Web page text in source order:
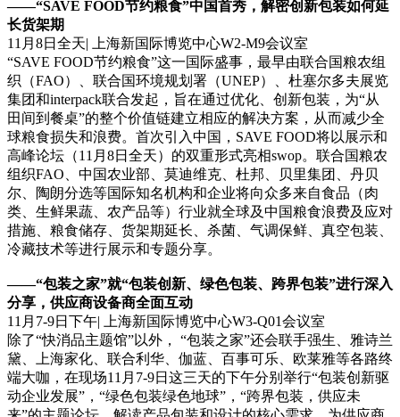
——“SAVE FOOD节约粮食”中国首秀，解密创新包装如何延
长货架期
11月8日全天| 上海新国际博览中心W2-M9会议室
“SAVE FOOD节约粮食”这一国际盛事，最早由联合国粮农组
织（FAO）、联合国环境规划署（UNEP）、杜塞尔多夫展览
集团和interpack联合发起，旨在通过优化、创新包装，为“从
田间到餐桌”的整个价值链建立相应的解决方案，从而减少全
球粮食损失和浪费。首次引入中国，SAVE FOOD将以展示和
高峰论坛（11月8日全天）的双重形式亮相swop。联合国粮农
组织FAO、中国农业部、莫迪维克、杜邦、贝里集团、丹贝
尔、陶朗分选等国际知名机构和企业将向众多来自食品（肉
类、生鲜果蔬、农产品等）行业就全球及中国粮食浪费及应对
措施、粮食储存、货架期延长、杀菌、气调保鲜、真空包装、
冷藏技术等进行展示和专题分享。
——“包装之家”就“包装创新、绿色包装、跨界包装”进行深入
分享，供应商设备商全面互动
11月7-9日下午| 上海新国际博览中心W3-Q01会议室
除了“快消品主题馆”以外， “包装之家”还会联手强生、雅诗兰
黛、上海家化、联合利华、伽蓝、百事可乐、欧莱雅等各路终
端大咖，在现场11月7-9日这三天的下午分别举行“包装创新驱
动企业发展”，“绿色包装绿色地球”，“跨界包装，供应未